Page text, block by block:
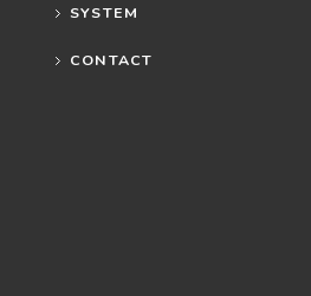
SYSTEM
CONTACT